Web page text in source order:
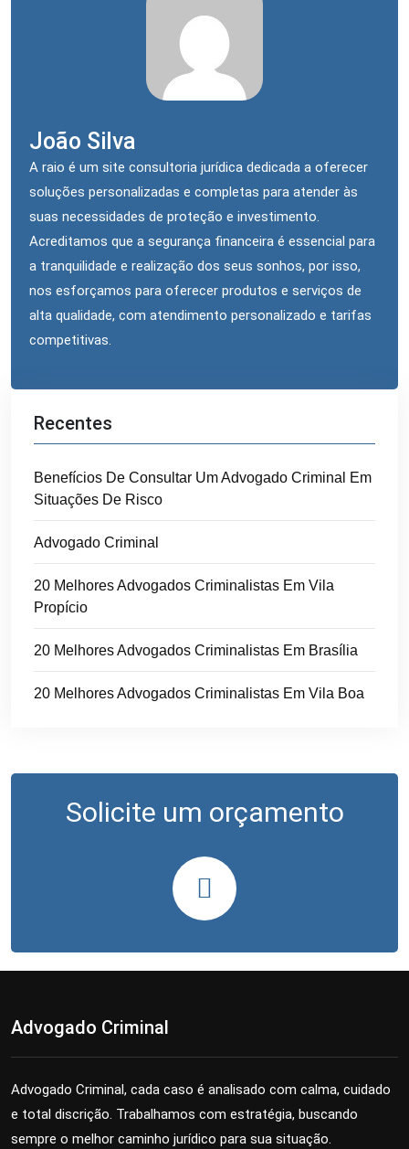
João Silva
A raio é um site consultoria jurídica dedicada a oferecer
soluções personalizadas e completas para atender às
suas necessidades de proteção e investimento.
Acreditamos que a segurança financeira é essencial para
a tranquilidade e realização dos seus sonhos, por isso,
nos esforçamos para oferecer produtos e serviços de
alta qualidade, com atendimento personalizado e tarifas
competitivas.
Recentes
Benefícios De Consultar Um Advogado Criminal Em
Situações De Risco
Advogado Criminal
20 Melhores Advogados Criminalistas Em Vila
Propício
20 Melhores Advogados Criminalistas Em Brasília
20 Melhores Advogados Criminalistas Em Vila Boa
Solicite um orçamento
Advogado Criminal
Advogado Criminal, cada caso é analisado com calma, cuidado
e total discrição. Trabalhamos com estratégia, buscando
sempre o melhor caminho jurídico para sua situação.